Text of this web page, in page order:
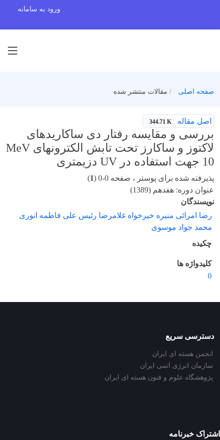
ورود به سامانه
صفحه اصلی مقالات منتشر شده
اصل مقاله 344.71 K
بررسی و مقایسه رفتار دی ساکاریدهای
لاکتوز و ساکارز تحت تابش الکترونهای MeV
10 جهت استفاده در UV دزیمتری
پذیرفته شده برای پوستر ، صفحه 0-0 ( 1
)
عنوان دوره: هفدهم (1389)
نویسندگان
رضا امرائی منیره خیرخواه غلامرضا رئیس علی فاطمه انوری
محمد جواد موسوی
چکیده
کلیدواژه ها
0
دسترسی سریع
انجمن هسته ای ایران
سازمان انرژی اتمی ایران
پژوهشگاه علوم و فنون هسته ای ایران
اشتراک خبرنامه